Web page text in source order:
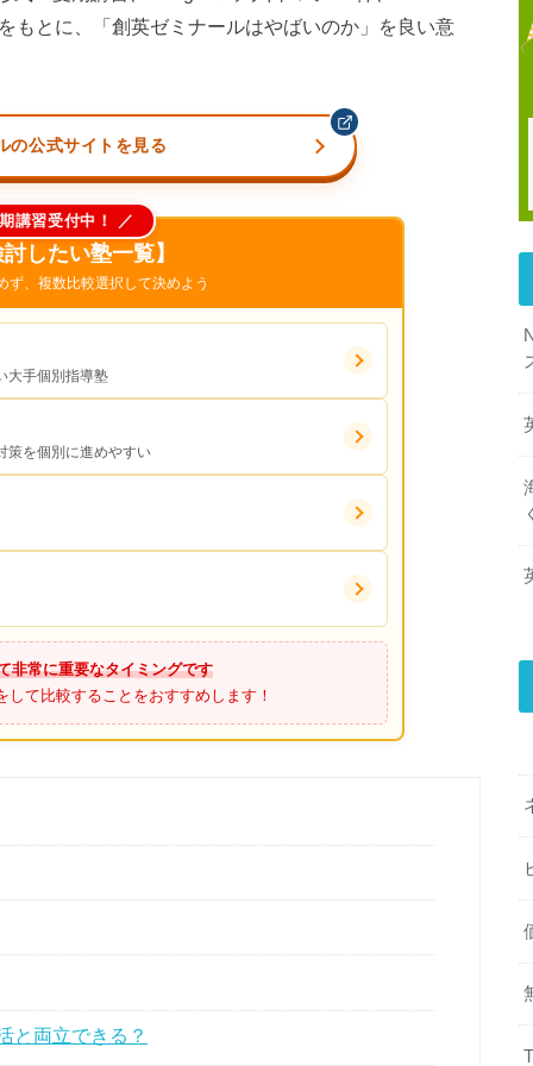
もとに、「創英ゼミナールはやばいのか」を良い意
の公式サイトを見る
講習受付中！ ／
したい塾一覧】
ず、複数比較選択して決めよう
大手個別指導塾
策を個別に進めやすい
非常に重要なタイミングです
て比較することをおすすめします！
と両立できる？